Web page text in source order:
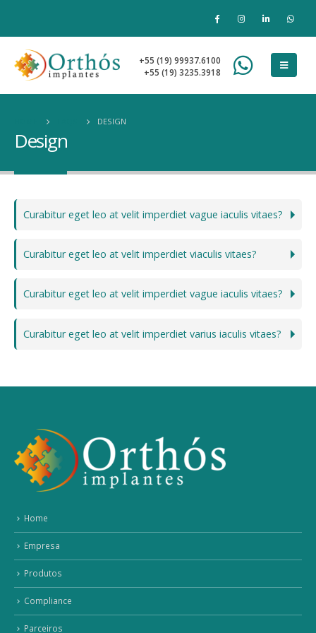
+55 (19) 99937.6100
+55 (19) 3235.3918
DESIGN
Design
Curabitur eget leo at velit imperdiet vague iaculis vitaes?
Curabitur eget leo at velit imperdiet viaculis vitaes?
Curabitur eget leo at velit imperdiet vague iaculis vitaes?
Curabitur eget leo at velit imperdiet varius iaculis vitaes?
Home
Empresa
Produtos
Compliance
Parceiros